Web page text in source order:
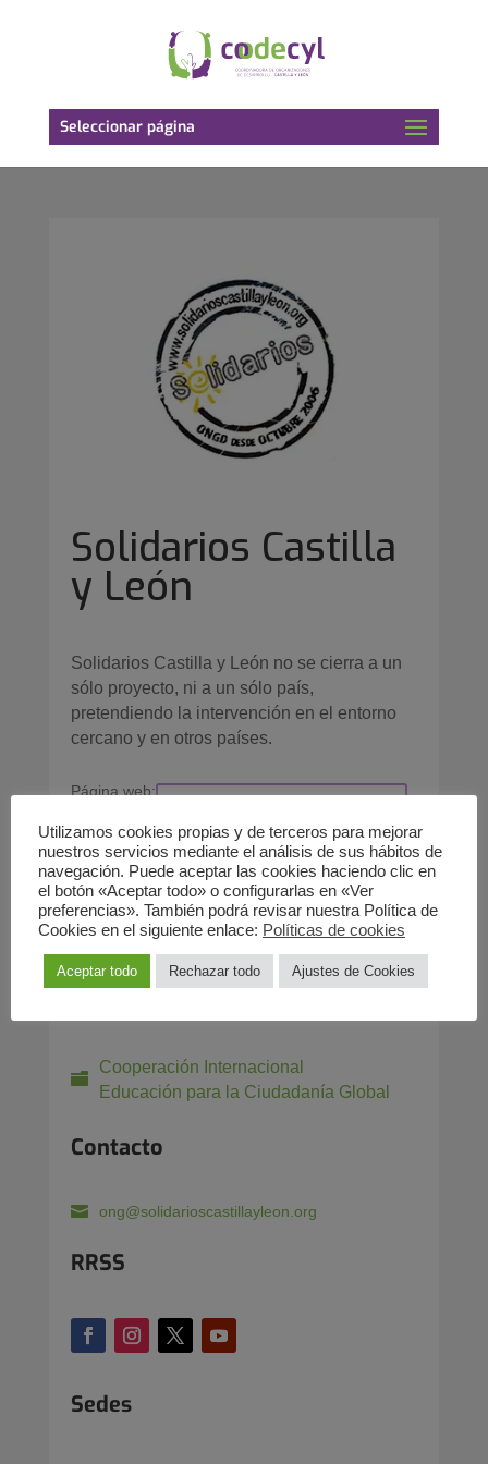
Seleccionar página
Solidarios Castilla
y León
Solidarios Castilla y León no se cierra a un
sólo proyecto, ni a un sólo país,
pretendiendo la intervención en el entorno
cercano y en otros países.
Página web:
http://www.solidarioscastillayleon.org/
C/ Herreros 11 | 49600 Benavente -
Zamora
Servicios
Cooperación Internacional
Educación para la Ciudadanía Global
Contacto
ong@solidarioscastillayleon.org
RRSS
Sedes
Utilizamos cookies propias y de terceros para mejorar
nuestros servicios mediante el análisis de sus hábitos de
navegación. Puede aceptar las cookies haciendo clic en
el botón «Aceptar todo» o configurarlas en «Ver
preferencias». También podrá revisar nuestra Política de
Cookies en el siguiente enlace: Políticas de cookies
Aceptar todo Rechazar todo Ajustes de Cookies